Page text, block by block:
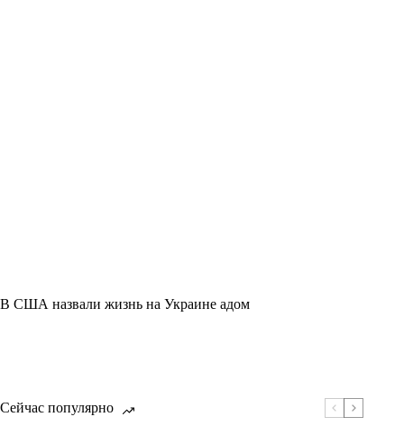
В США назвали жизнь на Украине адом
Сейчас популярно